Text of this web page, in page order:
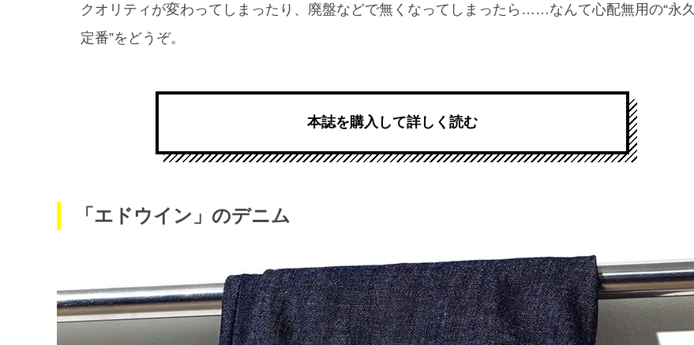
クオリティが変わってしまったり、廃盤などで無くなってしまったら……なんて心配無用の“永久
定番”をどうぞ。
本誌を購入して詳しく読む
「エドウイン」のデニム